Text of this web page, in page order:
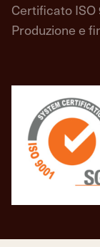
Certificato ISO
Produzione e